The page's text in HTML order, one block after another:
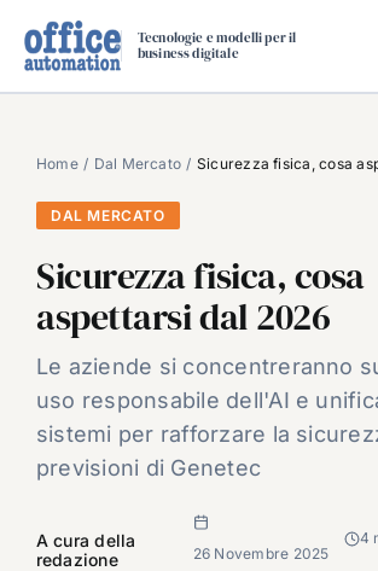
Tecnologie e modelli per il
business digitale
SPECIAL PAPER
TAVOLE ROTONDE DI REDAZIONE
CARRIERE
VIDEO
EVENTI
CHI SIAMO
Home Dal Mercato Sicurezza fisica, cosa
DAL MERCATO
Sicurezza fisica, cosa
aspettarsi dal 2026
Le aziende si concentreranno
uso responsabile dell'AI e
sistemi per rafforzare la
previsioni di Genetec
A cura della
redazione
26 Novembre 2025
4